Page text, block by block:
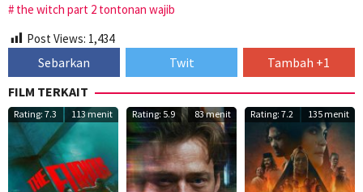
the witch part 2 tontonan wajib
Post Views: 1,434
Sebarkan Twit
Tambah +1
FILM TERKAIT
Rating: 7.3 113 menit Rating: 5.9 83 menit Rating: 7.2 135 menit